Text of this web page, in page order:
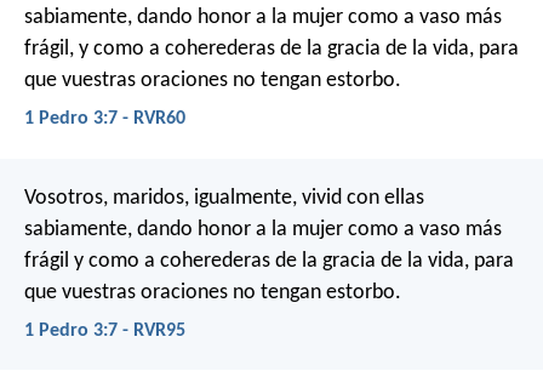
sabiamente, dando honor a la mujer como a vaso más
frágil, y como a coherederas de la gracia de la vida, para
que vuestras oraciones no tengan estorbo.
1 Pedro 3:7 - RVR60
Vosotros, maridos, igualmente, vivid con ellas
sabiamente, dando honor a la mujer como a vaso más
frágil y como a coherederas de la gracia de la vida, para
que vuestras oraciones no tengan estorbo.
1 Pedro 3:7 - RVR95